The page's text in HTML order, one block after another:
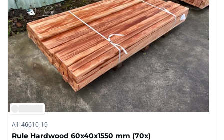
A1-46610-19
Rule Hardwood 60x40x1550 mm (70x)